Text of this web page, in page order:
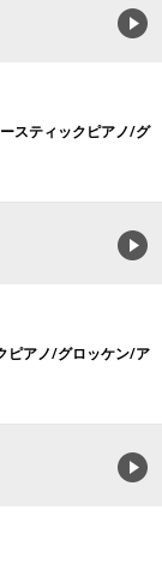
スティックピアノ/グ
ピアノ/グロッケン/ア